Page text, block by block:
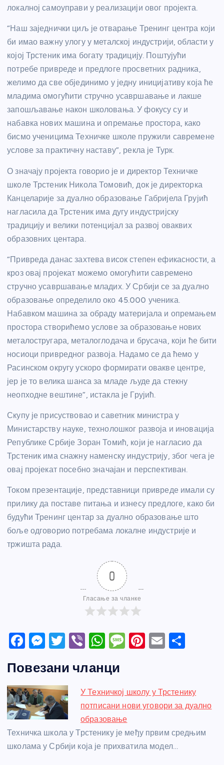
локалној самоуправи у реализацији овог пројекта.
“Наш заједнички циљ је отварање Тренинг центра који
би имао важну улогу у металској индустрији, области у
којој Трстеник има богату традицију. Поштујући
потребе привреде и предлоге просветних радника,
желимо да све објединимо у једну иницијативу која ће
младима омогућити стручно усавршавање и лакше
запошљавање након школовања. У фокусу су и
набавка нових машина и опремање простора, како
бисмо ученицима Техничке школе пружили савремене
услове за практичну наставу”, рекла је Турк.
О значају пројекта говорио је и директор Техничке
школе Трстеник Никола Томовић, док је директорка
Канцеларије за дуално образовање Габријела Грујић
нагласила да Трстеник има дугу индустријску
традицију и велики потенцијал за развој оваквих
образовних центара.
“Привреда данас захтева висок степен ефикасности, а
кроз овај пројекат можемо омогућити савремено
стручно усавршавање младих. У Србији се за дуално
образовање определило око 45.000 ученика.
Набавком машина за обраду материјала и опремањем
простора створићемо услове за образовање нових
металостругара, металоглодача и брусача, који ће бити
носиоци привредног развоја. Надамо се да ћемо у
Расинском округу ускоро формирати овакве центре,
јер је то велика шанса за младе људе да стекну
неопходне вештине”, истакла је Грујић.
Скупу је присуствовао и саветник министра у
Министарству науке, технолошког развоја и иновација
Републике Србије Зоран Томић, који је нагласио да
Трстеник има снажну наменску индустрију, због чега је
овај пројекат посебно значајан и перспективан.
Током презентације, представници привреде имали су
прилику да поставе питања и изнесу предлоге, како би
будући Тренинг центар за дуално образовање што
боље одговорио потребама локалне индустрије и
тржишта рада.
0
Гласање за чланке
F
c
e
b
o
o
k
M
ss
e
n
g
er
T
itt
er
Vi
er
W
at
s
A
p
p
M
a
g
e
Pi
e
st
E
e
Повезани чланци
У Техничкој школу у Трстенику
потписани нови уговори за дуално
образовање
Техничка школа у Трстенику је међу првим средњим
школама у Србији која је прихватила модел…